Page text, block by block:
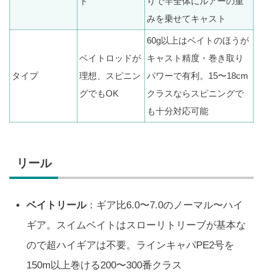
みを乗せてキャスト
タイプ
ベイトロッドが
理想、スピニン
グでもOK
60g以上はベイトのほうが
キャスト精度・巻き取り
パワーで有利。15〜18cm
クラスならスピニングで
も十分対応可能
リール
ベイトリール：ギア比6.0〜7.0のノーマル〜ハイ
ギア。スイムベイトはスローリトリーブが基本な
ので超ハイギアは不要。ラインキャパPE2号を
150m以上巻ける200〜300番クラス